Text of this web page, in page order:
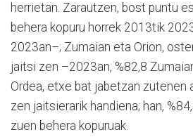
herrietan. Zarautzen, bost puntu
behera kopuru horrek 2013tik
2023an–; Zumaian eta Orion,
jaitsi zen –2023an, %82,8
Ordea, etxe bat jabetzan zutenen
zen jaitsierarik handiena; han,
zuen behera kopuruak.